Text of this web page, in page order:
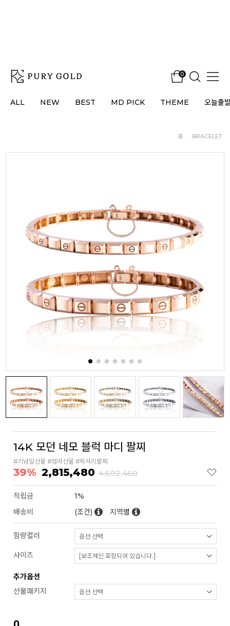
0
ALL NEW BEST MD PICK THEME 오늘출
홈 · BRACELET
14K 모던 네모 블럭 마디 팔찌
#기념일선물 #엄마선물 #럭셔리팔찌
39% 2,815,480 4,692,460
적립금
1%
배송비
(조건) 지역별
함량컬러
사이즈
추가옵션
선물패키지